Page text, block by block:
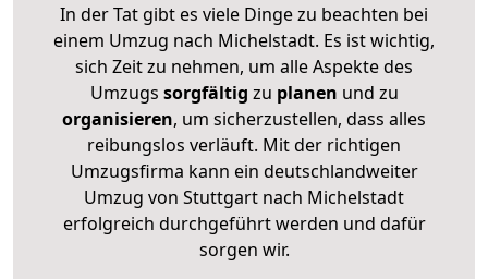
In der Tat gibt es viele Dinge zu beachten bei
einem Umzug nach Michelstadt. Es ist wichtig,
sich Zeit zu nehmen, um alle Aspekte des
Umzugs sorgfältig zu planen und zu
organisieren, um sicherzustellen, dass alles
reibungslos verläuft. Mit der richtigen
Umzugsfirma kann ein deutschlandweiter
Umzug von Stuttgart nach Michelstadt
erfolgreich durchgeführt werden und dafür
sorgen wir.